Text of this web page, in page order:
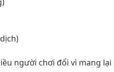
người chơi đổi vì mang